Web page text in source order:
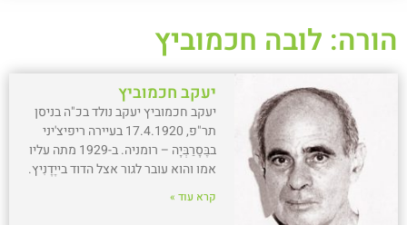
הורה: לובה חכמוביץ
יעקב חכמוביץ
יעקב חכמוביץ יעקב נולד בכ"ה בניסן
תר"פ, 17.4.1920 בעיירה ריפיצ'יני
בבֶּסָרַבְּיָה – רומניה. ב-1929 מתה עליו
אמו והוא עובר לגור אצל הדוד בייֶדֶנִיץ.
קרא עוד »